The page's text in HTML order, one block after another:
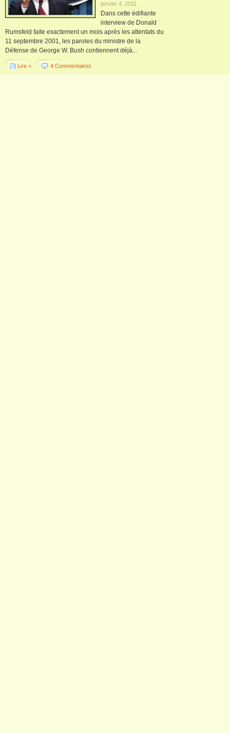
janvier 4, 2011
Dans cette édifiante
interview de Donald
Rumsfeld faite exactement un mois après les attentats du
11 septembre 2001, les paroles du ministre de la
Défense de George W. Bush contiennent déjà...
Lire + 4 Commentaires